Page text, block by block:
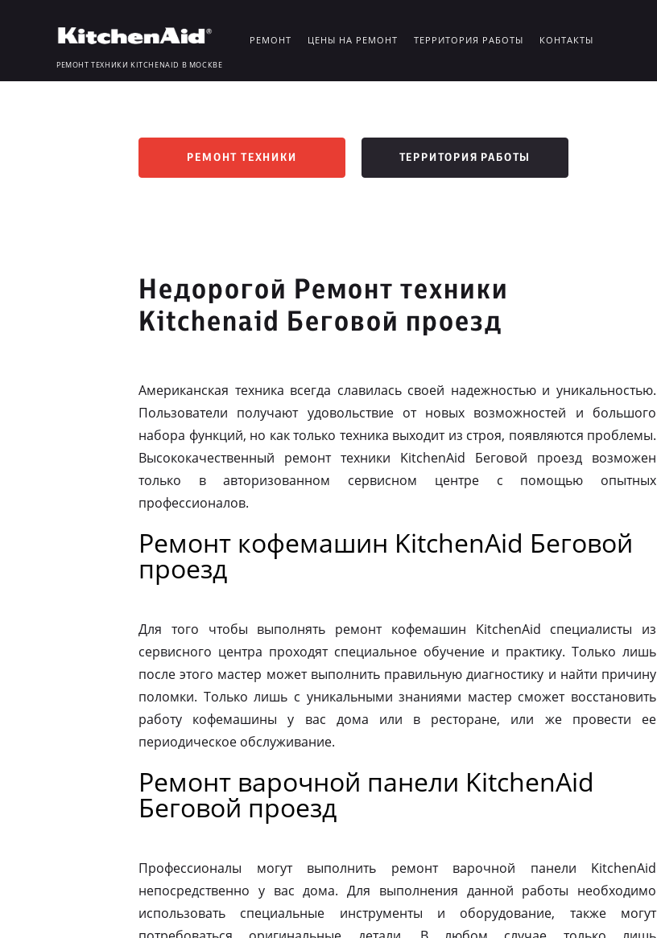
РЕМОНТ ТЕХНИКИ KITCHENAID В МОСКВЕ
РЕМОНТ ЦЕНЫ НА РЕМОНТ ТЕРРИТОРИЯ РАБОТЫ КОНТАКТЫ
РЕМОНТ ТЕХНИКИ ТЕРРИТОРИЯ РАБОТЫ
Недорогой Ремонт техники
Kitchenaid Беговой проезд
Американская техника всегда славилась своей надежностью и уникальностью.
Пользователи получают удовольствие от новых возможностей и большого
набора функций, но как только техника выходит из строя, появляются проблемы.
Высококачественный ремонт техники KitchenAid Беговой проезд возможен
только в авторизованном сервисном центре с помощью опытных
профессионалов.
Ремонт кофемашин KitchenAid Беговой
проезд
Для того чтобы выполнять ремонт кофемашин KitchenAid специалисты из
сервисного центра проходят специальное обучение и практику. Только лишь
после этого мастер может выполнить правильную диагностику и найти причину
поломки. Только лишь с уникальными знаниями мастер сможет восстановить
работу кофемашины у вас дома или в ресторане, или же провести ее
периодическое обслуживание.
Ремонт варочной панели KitchenAid
Беговой проезд
Профессионалы могут выполнить ремонт варочной панели KitchenAid
непосредственно у вас дома. Для выполнения данной работы необходимо
использовать специальные инструменты и оборудование, также могут